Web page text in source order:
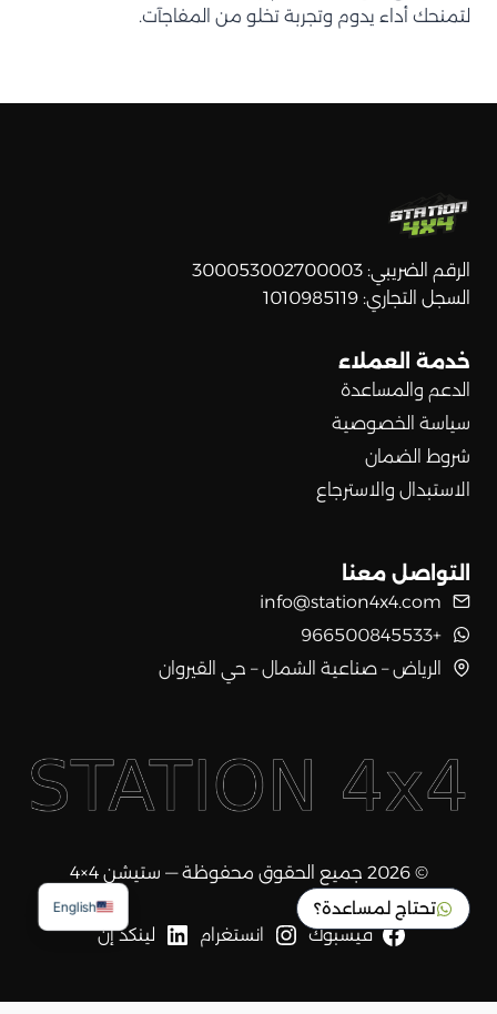
لتمنحك أداء يدوم وتجربة تخلو من المفاجآت.
الرقم الضريبي: 300053002700003
السجل التجاري: 1010985119
خدمة العملاء
الدعم والمساعدة
سياسة الخصوصية
شروط الضمان
الاستبدال والاسترجاع
التواصل معنا
info@station4x4.com
+966500845533
الرياض – صناعية الشمال – حي القيروان
© 2026 جميع الحقوق محفوظة — ستيشن 4×4
فيسبوك انستغرام لينكد إن
تحتاج لمساعدة؟ English